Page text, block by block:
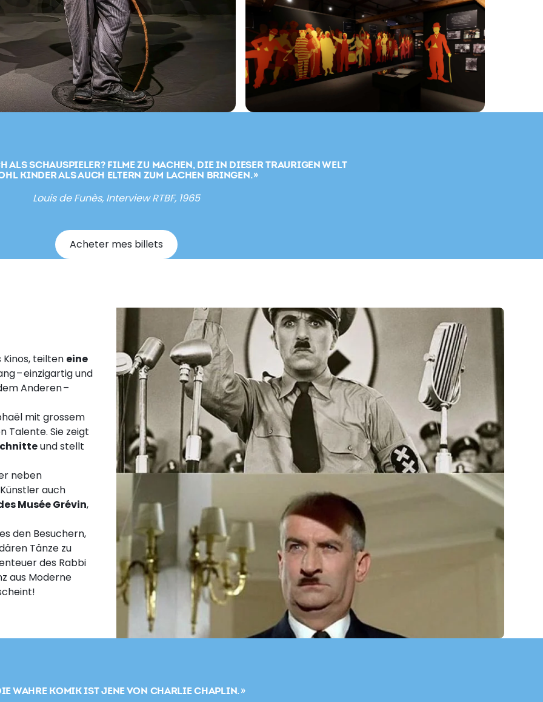
ALS SCHAUSPIELER? FILME ZU MACHEN, DIE IN DIESER TRAURIGEN WELT
KINDER ALS AUCH ELTERN ZUM LACHEN BRINGEN. »
Louis de Funès, Interview RTBF, 1965
Acheter mes billets
Kinos, teilten eine
– einzigartig und
Anderen –
mit grossem
Talente. Sie zeigt
und stellt
neben
auch
Musée Grévin,
den Besuchern,
Tänze zu
des Rabbi
aus Moderne
WAHRE KOMIK IST JENE VON CHARLIE CHAPLIN. »